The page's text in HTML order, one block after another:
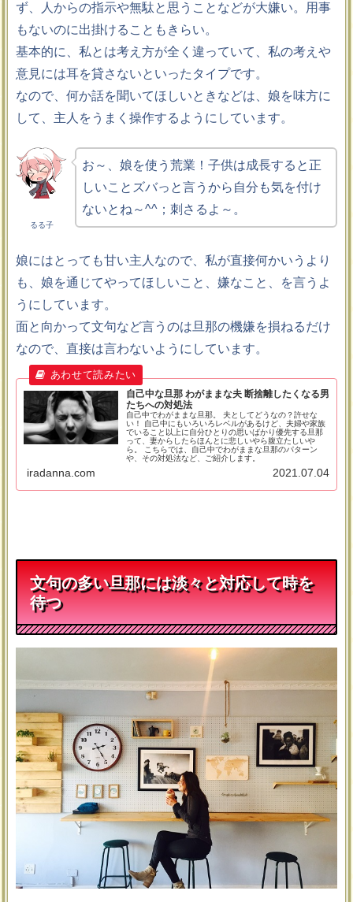
ず、人からの指示や無駄と思うことなどが大嫌い。用事
もないのに出掛けることもきらい。
基本的に、私とは考え方が全く違っていて、私の考えや
意見には耳を貸さないといったタイプです。
なので、何か話を聞いてほしいときなどは、娘を味方に
して、主人をうまく操作するようにしています。
るる子
お～、娘を使う荒業！子供は成長すると正
しいことズバっと言うから自分も気を付け
ないとね～^^；刺さるよ～。
娘にはとっても甘い主人なので、私が直接何かいうより
も、娘を通じてやってほしいこと、嫌なこと、を言うよ
うにしています。
面と向かって文句など言うのは旦那の機嫌を損ねるだけ
なので、直接は言わないようにしています。
自己中な旦那 わがままな夫 断捨離したくなる男
たちへの対処法
自己中でわがままな旦那。 夫としてどうなの？許せな
い！ 自己中にもいろいろレベルがあるけど、夫婦や家族
でいること以上に自分ひとりの思いばかり優先する旦那
って、妻からしたらほんとに悲しいやら腹立たしいや
ら。 こちらでは、自己中でわがままな旦那のパターン
や、その対処法など、ご紹介します。
iradanna.com 2021.07.04
文句の多い旦那には淡々と対応して時を
待つ